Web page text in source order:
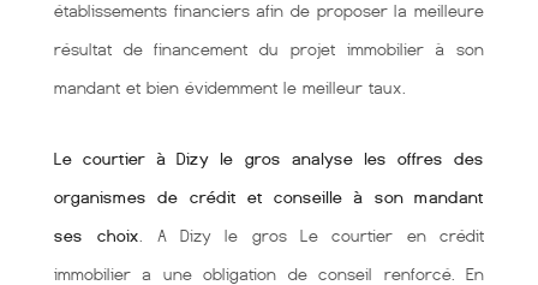
établissements financiers afin de proposer la meilleure
résultat de financement du projet immobilier à son
mandant et bien évidemment le meilleur taux.
Le courtier à Dizy le gros analyse les offres des
organismes de crédit et conseille à son mandant
ses choix . A Dizy le gros Le courtier en crédit
immobilier a une obligation de conseil renforcé. En